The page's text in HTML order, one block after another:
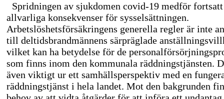
Spridningen av sjukdomen covid-19 medför fortsatt
allvarliga konsekvenser för sysselsättningen.
Arbetslöshetsförsäkringens generella regler är inte
till deltidsbrandmännens särpräglade
vilket kan ha betydelse för de
som finns inom den kommunala räddningstjänsten.
även viktigt ur ett samhällsperspektiv med en
räddningstjänst i hela landet. Mot den bakgrunden